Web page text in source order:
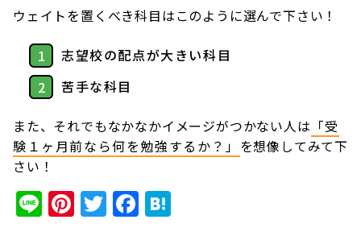
ウェイトを置くべき科目はこのように選んで下さい！
志望校の配点が大きい科目
苦手な科目
また、それでもなかなかイメージがつかない人は 「受
験１ヶ月前なら何を勉強するか？」 を想像してみて下
さい！
LinePinterest
Twitter
Facebook